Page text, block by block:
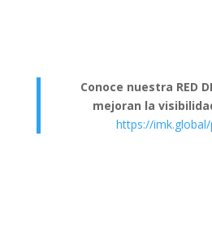
Conoce nuestra RED
mejoran la
https://